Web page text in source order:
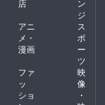
店
ン
ジ
アニ
メ・
漫画
ス
ポ
ー
ツ
ファ
ッ
ショ
映
像
・